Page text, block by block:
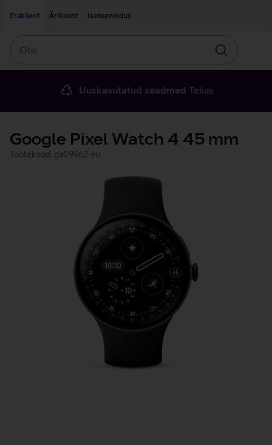
Eraklient
Äriklient Iseteenindus
Otsin
Uuskasutatud seadmed Telias
Google Pixel Watch 4 45 mm
Tootekood: ga09962-eu